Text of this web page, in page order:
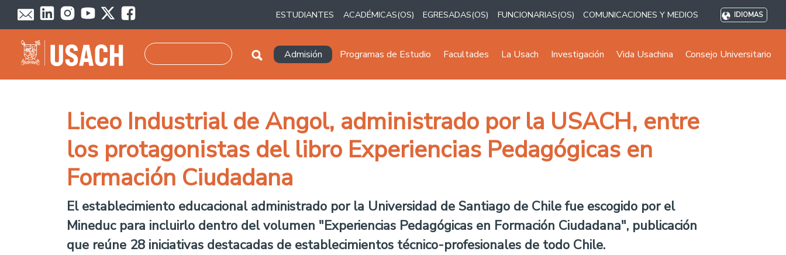
Pasar al contenido principal
ESTUDIANTES ACADÉMICAS(OS) EGRESADAS(OS) FUNCIONARIAS(OS) COMUNICACIONES Y MEDIOS IDIOMAS
Navegación principal
Admisión Programas de Estudio Facultades La Usach Investigación Vida Usachina Consejo Universitario
Liceo Industrial de Angol, administrado por la USACH, entre
los protagonistas del libro Experiencias Pedagógicas en
Formación Ciudadana
El establecimiento educacional administrado por la Universidad de Santiago de Chile fue escogido por el
Mineduc para incluirlo dentro del volumen "Experiencias Pedagógicas en Formación Ciudadana", publicación
que reúne 28 iniciativas destacadas de establecimientos técnico-profesionales de todo Chile.